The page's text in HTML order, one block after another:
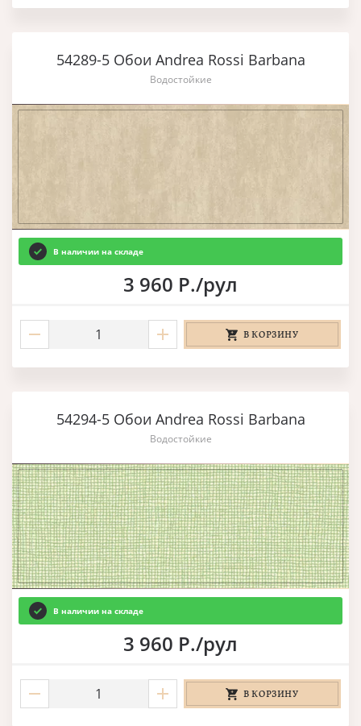
54289-5 Обои Andrea Rossi Barbana
Водостойкие
В наличии на складе
3 960 Р./рул
В КОРЗИНУ
54294-5 Обои Andrea Rossi Barbana
Водостойкие
В наличии на складе
3 960 Р./рул
В КОРЗИНУ